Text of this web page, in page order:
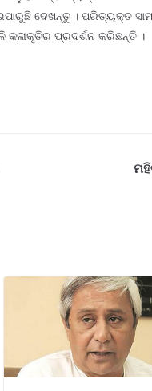
ଦେଖନ୍ତୁ । ପରିତ୍ୟକ୍ତ
ପ୍ରଦର୍ଶନ କରିଛନ୍ତି ।